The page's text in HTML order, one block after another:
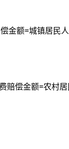
金额=城镇居民
赔偿金额=农村